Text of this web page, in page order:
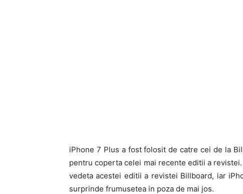
iPhone 7 Plus a fost folosit de catre cei de la
pentru coperta celei mai recente editii a
vedeta acestei editii a revistei Billboard, iar
surprinde frumusetea in poza de mai jos.